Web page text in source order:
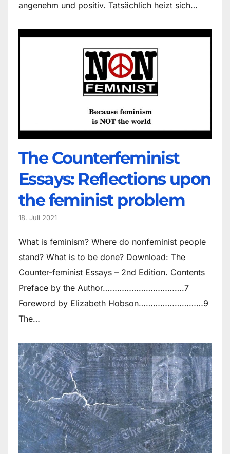
angenehm und positiv. Tatsächlich heizt sich…
The Counter­feminist
Essays: Reflections upon
the feminist problem
18. Juli 2021
What is feminism? Where do non­feminist people
stand? What is to be done? Download: The
Counter-feminist Essays – 2nd Edition. Contents
Preface by the Author…………………………….7
Foreword by Elizabeth Hobson………………………9
The…